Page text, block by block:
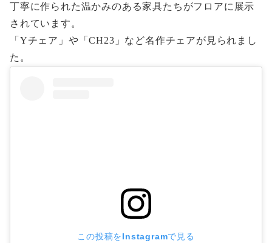
丁寧に作られた温かみのある家具たちがフロアに展示
されています。
「Yチェア」や「CH23」など名作チェアが見られまし
た。
この投稿をInstagramで見る